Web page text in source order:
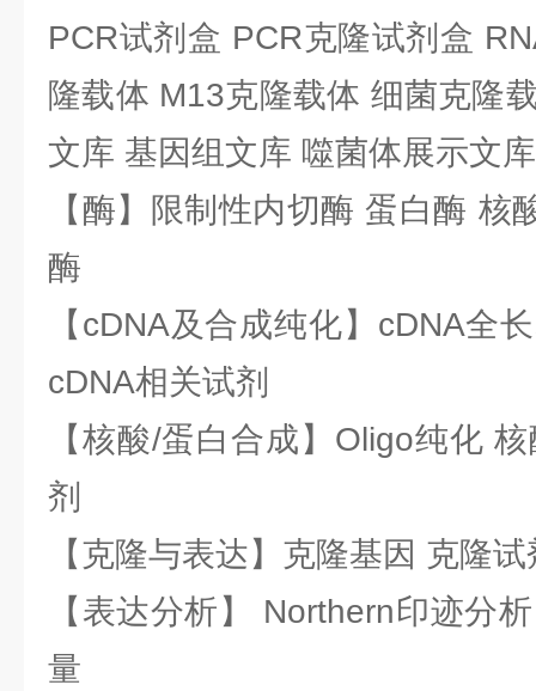
PCR试剂盒 PCR克隆试剂盒
隆载体 M13克隆载体 细菌克隆
文库 基因组文库 噬菌体展示文库
【酶】限制性内切酶 蛋白酶 核
酶
【cDNA及合成纯化】cDNA全
cDNA相关试剂
【核酸/蛋白合成】Oligo纯化
剂
【克隆与表达】克隆基因 克隆
【表达分析】 Northern印迹分
量